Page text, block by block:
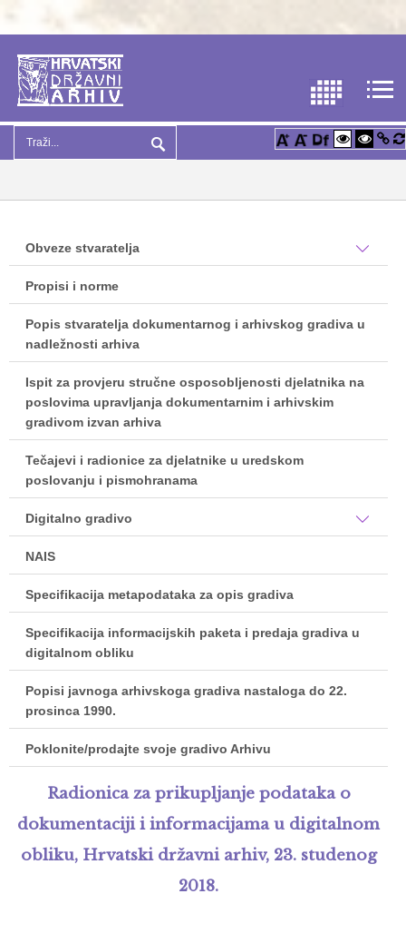
Obveze stvaratelja
Propisi i norme
Popis stvaratelja dokumentarnog i arhivskog gradiva u
nadležnosti arhiva
Ispit za provjeru stručne osposobljenosti djelatnika na
poslovima upravljanja dokumentarnim i arhivskim
gradivom izvan arhiva
Tečajevi i radionice za djelatnike u uredskom
poslovanju i pismohranama
Digitalno gradivo
NAIS
Specifikacija metapodataka za opis gradiva
Specifikacija informacijskih paketa i predaja gradiva u
digitalnom obliku
Popisi javnoga arhivskoga gradiva nastaloga do 22.
prosinca 1990.
Poklonite/prodajte svoje gradivo Arhivu
Radionica za prikupljanje podataka o
dokumentaciji i informacijama u digitalnom
obliku, Hrvatski državni arhiv, 23. studenog
2018.